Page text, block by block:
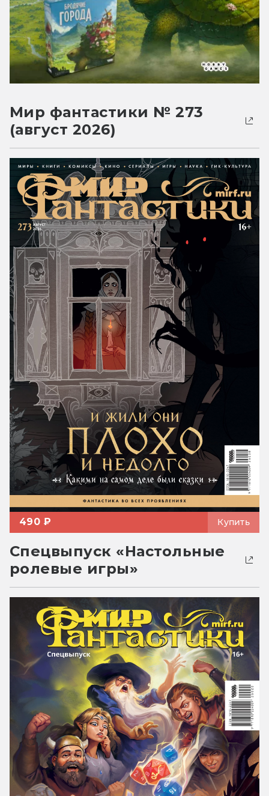
Мир фантастики № 273
(август 2026)
490 ₽ Купить
Спецвыпуск «Настольные
ролевые игры»